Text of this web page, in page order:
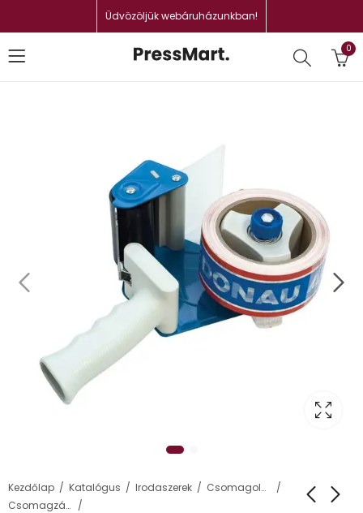
Üdvözöljük webáruházunkban!
0
Kezdőlap Katalógus Irodaszerek
Csomagolás, tárolás
Csomagzáró gépek